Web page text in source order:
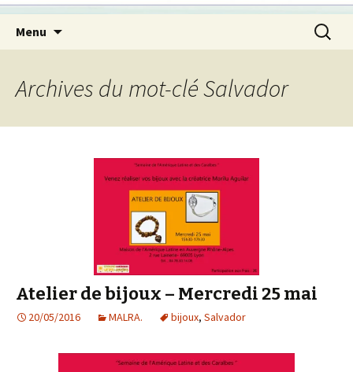
Menu
principal
Archives du mot-clé Salvador
Atelier de bijoux – Mercredi 25 mai
20/05/2016 MALRA. bijoux, Salvador